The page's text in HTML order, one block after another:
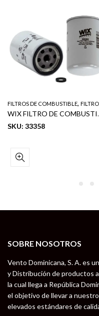
FILTROS DE COMBUSTIBLE, FILTROS WIX
WIX FILTRO
SKU: 33358
SOBRE NOSOTROS
Vento Dominicana, S. A. es
y Distribución de productos
la cual llega a República
el objetivo de llevar a
elevados estándares de